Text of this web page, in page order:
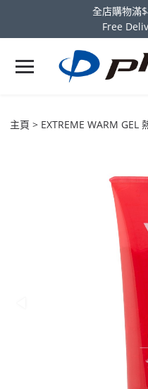
全店購物滿
Free
主頁 EXTREME WARM GEL